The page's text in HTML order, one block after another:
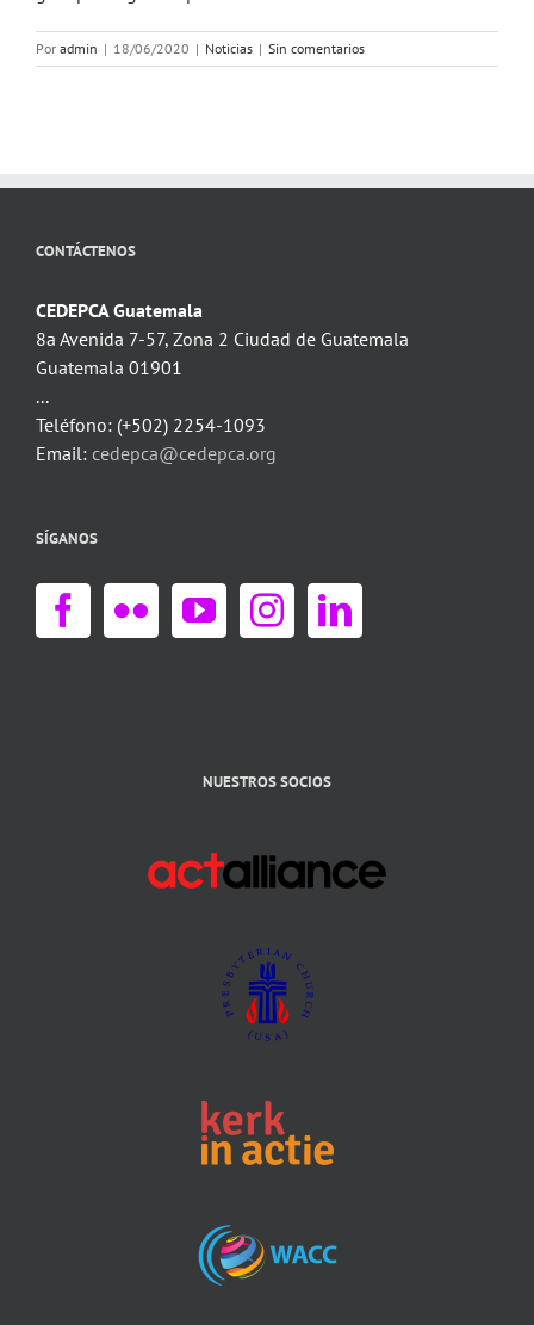
Por admin | 18/06/2020 | Noticias | Sin comentarios
CONTÁCTENOS
CEDEPCA Guatemala
8a Avenida 7-57, Zona 2 Ciudad de Guatemala
Guatemala 01901
...
Teléfono: (+502) 2254-1093
Email: cedepca@cedepca.org
SÍGANOS
NUESTROS SOCIOS